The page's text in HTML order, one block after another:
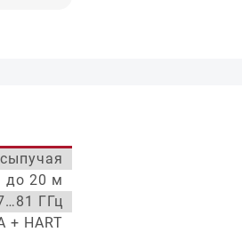
до 20 м
ГГц
+ HART